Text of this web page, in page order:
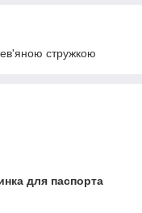
стружкою
для паспорта